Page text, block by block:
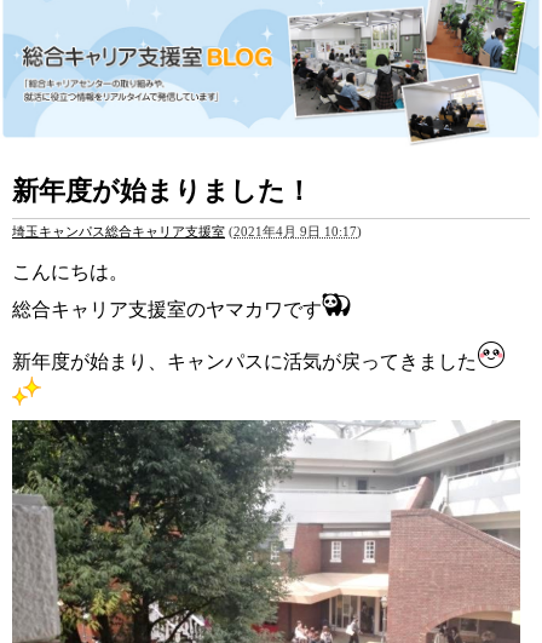
新年度が始まりました！
埼玉キャンパス総合キャリア支援室 (2021年4月 9日 10:17)
こんにちは。
総合キャリア支援室のヤマカワです
新年度が始まり、キャンパスに活気が戻ってきました